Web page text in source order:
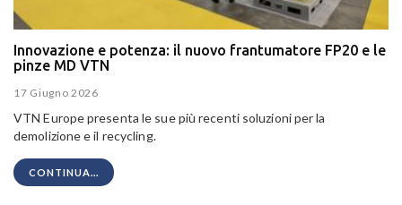
Innovazione e potenza: il nuovo frantumatore FP20 e le
pinze MD VTN
17 Giugno 2026
VTN Europe presenta le sue più recenti soluzioni per la
demolizione e il recycling.
CONTINUA...